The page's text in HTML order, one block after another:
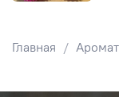
Главная